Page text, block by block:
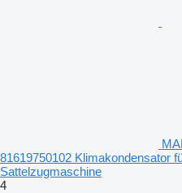
81619750102 Klimakondensator
Sattelzugmaschine
4